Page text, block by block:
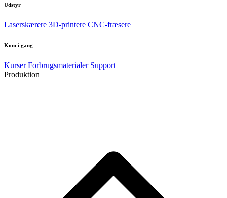
Udstyr
Laserskærere 3D-printere CNC-fræsere
Kom i gang
Kurser Forbrugsmaterialer Support
Produktion